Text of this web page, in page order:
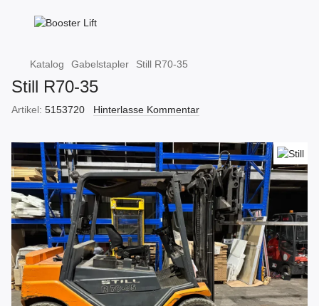
Katalog Gabelstapler Still R70-35
Still R70-35
Artikel: 5153720 Hinterlasse Kommentar